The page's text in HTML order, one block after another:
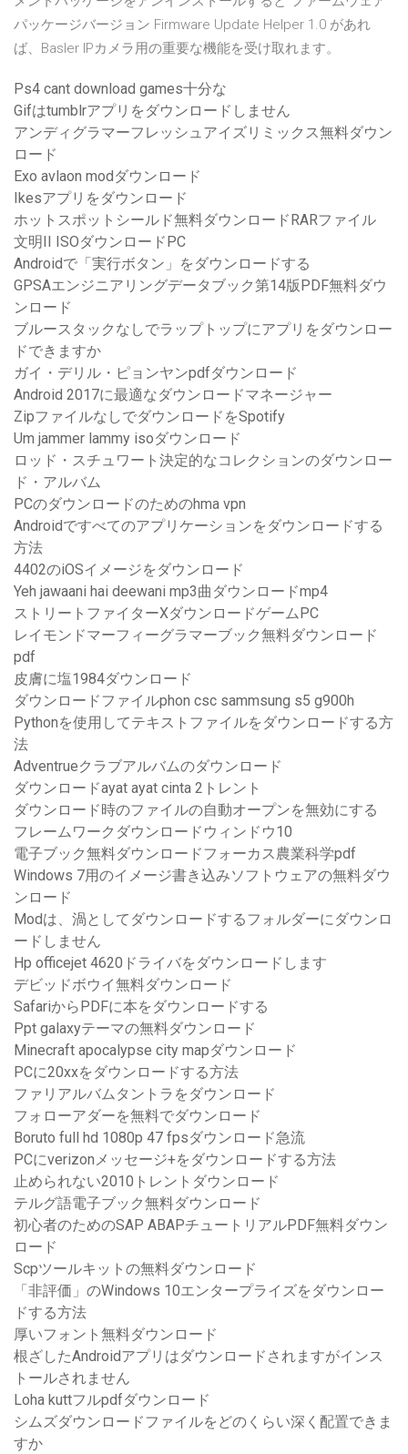
パッケージバージョン Firmware Update Helper 1.0 があれ
ば、Basler IPカメラ用の重要な機能を受け取れます。
Ps4 cant download games十分な
Gifはtumblrアプリをダウンロードしません
アンディグラマーフレッシュアイズリミックス無料ダウン
ロード
Exo avlaon modダウンロード
Ikesアプリをダウンロード
ホットスポットシールド無料ダウンロードRARファイル
文明II ISOダウンロードPC
Androidで「実行ボタン」をダウンロードする
GPSAエンジニアリングデータブック第14版PDF無料ダウ
ンロード
ブルースタックなしでラップトップにアプリをダウンロー
ドできますか
ガイ・デリル・ピョンヤンpdfダウンロード
Android 2017に最適なダウンロードマネージャー
ZipファイルなしでダウンロードをSpotify
Um jammer lammy isoダウンロード
ロッド・スチュワート決定的なコレクションのダウンロー
ド・アルバム
PCのダウンロードのためのhma vpn
Androidですべてのアプリケーションをダウンロードする
方法
4402のiOSイメージをダウンロード
Yeh jawaani hai deewani mp3曲ダウンロードmp4
ストリートファイターXダウンロードゲームPC
レイモンドマーフィーグラマーブック無料ダウンロード
pdf
皮膚に塩1984ダウンロード
ダウンロードファイルphon csc sammsung s5 g900h
Pythonを使用してテキストファイルをダウンロードする方
法
Adventrueクラブアルバムのダウンロード
ダウンロードayat ayat cinta 2トレント
ダウンロード時のファイルの自動オープンを無効にする
フレームワークダウンロードウィンドウ10
電子ブック無料ダウンロードフォーカス農業科学pdf
Windows 7用のイメージ書き込みソフトウェアの無料ダウ
ンロード
Modは、渦としてダウンロードするフォルダーにダウンロ
ードしません
Hp officejet 4620ドライバをダウンロードします
デビッドボウイ無料ダウンロード
SafariからPDFに本をダウンロードする
Ppt galaxyテーマの無料ダウンロード
Minecraft apocalypse city mapダウンロード
PCに20xxをダウンロードする方法
ファリアルバムタントラをダウンロード
フォローアダーを無料でダウンロード
Boruto full hd 1080p 47 fpsダウンロード急流
PCにverizonメッセージ+をダウンロードする方法
止められない2010トレントダウンロード
テルグ語電子ブック無料ダウンロード
初心者のためのSAP ABAPチュートリアルPDF無料ダウン
ロード
Scpツールキットの無料ダウンロード
「非評価」のWindows 10エンタープライズをダウンロー
ドする方法
厚いフォント無料ダウンロード
根ざしたAndroidアプリはダウンロードされますがインス
トールされません
Loha kuttフルpdfダウンロード
シムズダウンロードファイルをどのくらい深く配置できま
すか